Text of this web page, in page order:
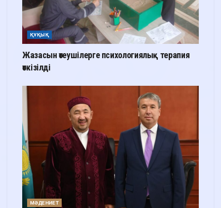
ҚҰҚЫҚ
Жазасын өтеушілерге психологиялық терапия
өткізілді
МӘДЕНИЕТ